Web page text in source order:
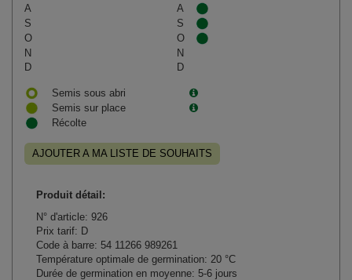
A
A
S
S
O
O
N
N
D
D
Semis sous abri
Semis sur place
Récolte
AJOUTER A MA LISTE DE SOUHAITS
Produit détail:
N° d'article: 926
Prix tarif: D
Code à barre: 54 11266 989261
Température optimale de germination: 20 °C
Durée de germination en moyenne: 5-6 jours